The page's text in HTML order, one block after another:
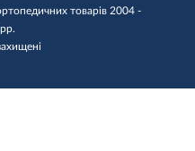
товарів 2004 -